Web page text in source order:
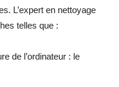
L’expert en nettoyage
telles que :
de l’ordinateur : le